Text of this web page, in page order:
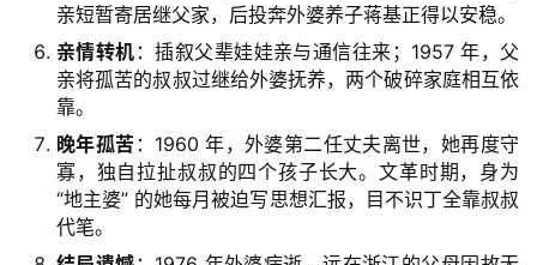
亲短暂寄居继父家，后投奔外婆养子蒋基正得以安稳。
亲情转机 ：插叙父辈娃娃亲与通信往来；1957 年，父
亲将孤苦的叔叔过继给外婆抚养，两个破碎家庭相互依
靠。
晚年孤苦 ：1960 年，外婆第二任丈夫离世，她再度守
寡，独自拉扯叔叔的四个孩子长大。文革时期，身为
“地主婆” 的她每月被迫写思想汇报，目不识丁全靠叔叔
代笔。